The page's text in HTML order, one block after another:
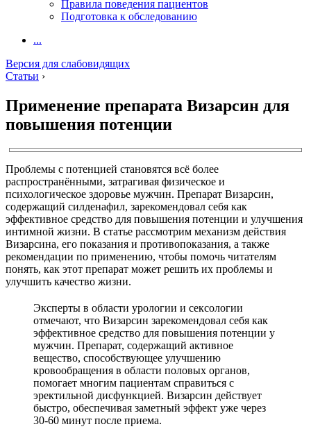
Правила поведения пациентов
Подготовка к обследованию
...
Версия для слабовидящих
Статьи ›
Применение препарата Визарсин для
повышения потенции
Проблемы с потенцией становятся всё более
распространёнными, затрагивая физическое и
психологическое здоровье мужчин. Препарат Визарсин,
содержащий силденафил, зарекомендовал себя как
эффективное средство для повышения потенции и улучшения
интимной жизни. В статье рассмотрим механизм действия
Визарсина, его показания и противопоказания, а также
рекомендации по применению, чтобы помочь читателям
понять, как этот препарат может решить их проблемы и
улучшить качество жизни.
Эксперты в области урологии и сексологии
отмечают, что Визарсин зарекомендовал себя как
эффективное средство для повышения потенции у
мужчин. Препарат, содержащий активное
вещество, способствующее улучшению
кровообращения в области половых органов,
помогает многим пациентам справиться с
эректильной дисфункцией. Визарсин действует
быстро, обеспечивая заметный эффект уже через
30-60 минут после приема.